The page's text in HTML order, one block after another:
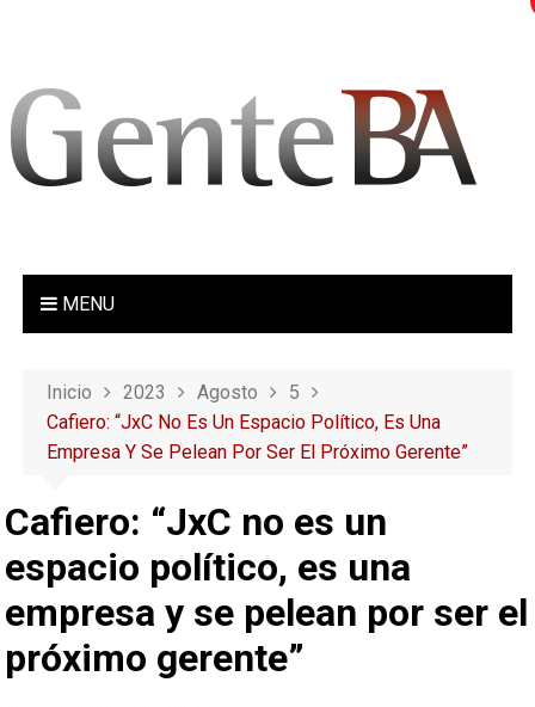
MENU
Inicio 2023 Agosto
5
Cafiero: “JxC No Es Un Espacio Político, Es Una
Empresa Y Se Pelean Por Ser El Próximo Gerente”
Cafiero: “JxC no es un
espacio político, es una
empresa y se pelean por ser el
próximo gerente”